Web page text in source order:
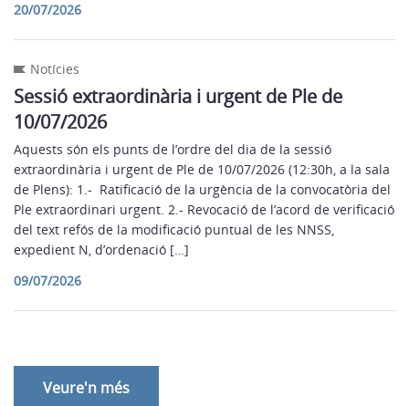
20/07/2026
Notícies
Sessió extraordinària i urgent de Ple de
10/07/2026
Aquests són els punts de l’ordre del dia de la sessió
extraordinària i urgent de Ple de 10/07/2026 (12:30h, a la sala
de Plens): 1.- Ratificació de la urgència de la convocatòria del
Ple extraordinari urgent. 2.- Revocació de l’acord de verificació
del text refós de la modificació puntual de les NNSS,
expedient N, d’ordenació […]
09/07/2026
Veure'n més